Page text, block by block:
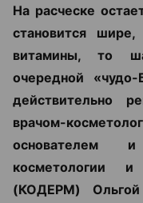
На расческе
становится
витамины, то
очередной
действительно
врачом-
основателем
косметологии
(КОДЕРМ) Ольгой